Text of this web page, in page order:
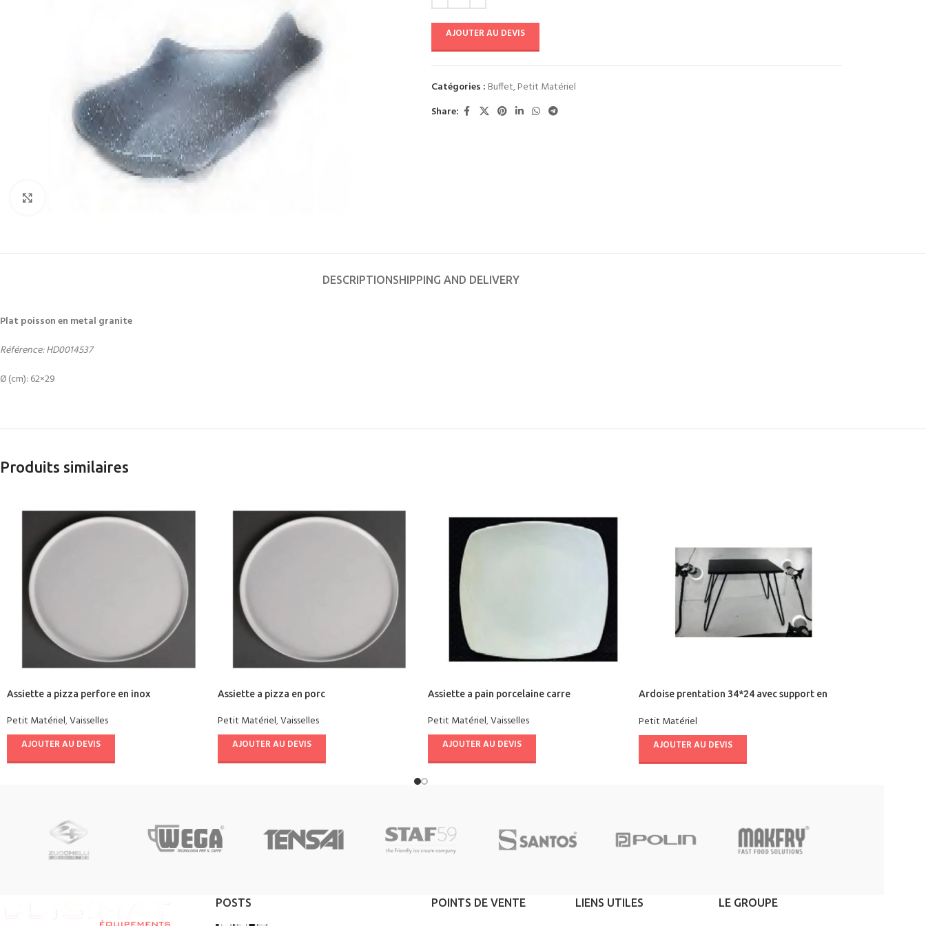
AJOUTER AU DEVIS
Catégories : Buffet,Petit Matériel
Share:
DESCRIPTIONSHIPPING AND DELIVERY
Plat poisson en metal granite
Référence: HD0014537
Ø (cm): 62×29
Produits similaires
Assiette a pizza perfore en inox
Petit Matériel,Vaisselles
AJOUTER AU DEVIS
Assiette a pizza en porc
Petit Matériel,Vaisselles
AJOUTER AU DEVIS
Assiette a pain porcelaine carre
Petit Matériel,Vaisselles
AJOUTER AU DEVIS
Ardoise prentation 34*24 avec support en
Petit Matériel
AJOUTER AU DEVIS
POSTS POINTS DE VENTE LIENS UTILES LE GROUPE